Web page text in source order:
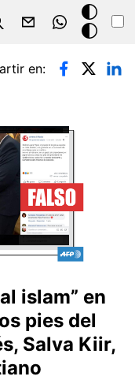
Modo
oscuro
en:
islam” en
pies del
Salva Kiir,